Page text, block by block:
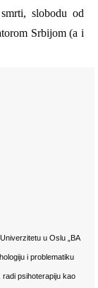
slobodu od
Srbijom (a i
u Oslu „BA
i problematiku
psihoterapiju kao